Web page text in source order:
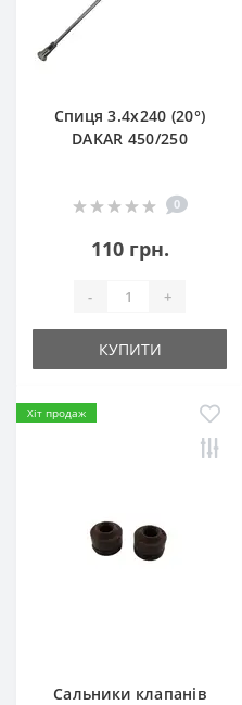
Спиця 3.4х240 (20°)
DAKAR 450/250
0
110 грн.
- +
КУПИТИ
Хіт продаж
Сальники клапанів